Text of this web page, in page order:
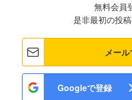
無料会員
是非最初の投
メール
Googleで登録